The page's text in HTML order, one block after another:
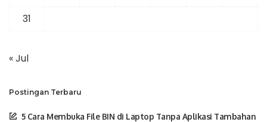
31
« Jul
Postingan Terbaru
5 Cara Membuka File BIN di Laptop Tanpa Aplikasi Tambahan